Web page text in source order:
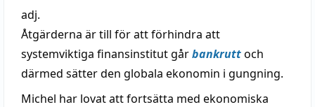
adj.
Åtgärderna är till för att förhindra att
systemviktiga finansinstitut gårbankruttoch
därmed sätter den globala ekonomin i gungning.
Michel har lovat att fortsätta med ekonomiska